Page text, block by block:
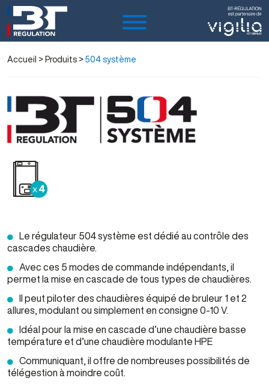
Accueil > Produits > 504 système
Le régulateur 504 système est dédié au contrôle des
cascades chaudière.
Avec ces 5 modes de commande indépendants, il
permet la mise en cascade de tous types de chaudières.
Il peut piloter des chaudières équipé de bruleur 1 et 2
allures, modulant ou simplement en consigne 0-10 V.
Idéal pour la mise en cascade d’une chaudière basse
température et d’une chaudière modulante HPE
Communiquant, il offre de nombreuses possibilités de
télégestion à moindre coût.